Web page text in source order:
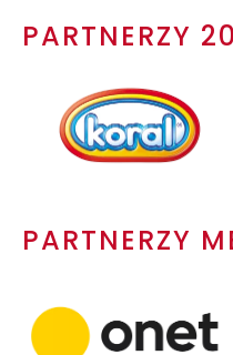
PARTNERZY
PARTNERZY